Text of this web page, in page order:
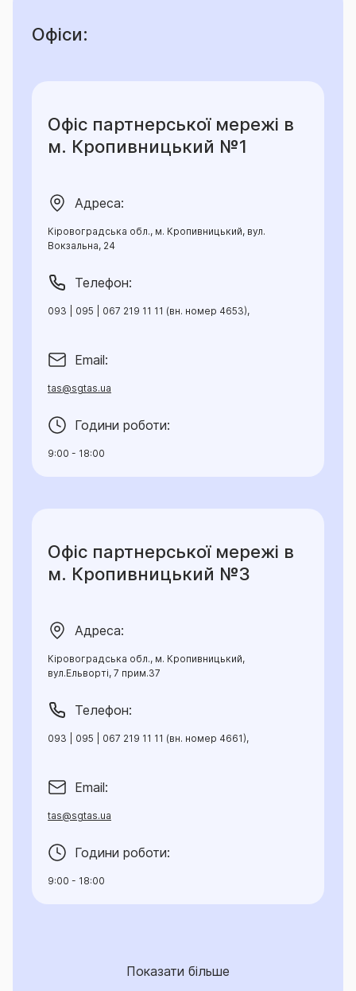
Офіси:
Офіс партнерської мережі в
м. Кропивницький №1
Адреса:
Кіровоградська обл., м. Кропивницький, вул.
Вокзальна, 24
Телефон:
093 | 095 | 067 219 11 11 (вн. номер 4653),
Email:
tas@sgtas.ua
Години роботи:
9:00 - 18:00
Офіс партнерської мережі в
м. Кропивницький №3
Адреса:
Кіровоградська обл., м. Кропивницький,
вул.Ельворті, 7 прим.37
Телефон:
093 | 095 | 067 219 11 11 (вн. номер 4661),
Email:
tas@sgtas.ua
Години роботи:
9:00 - 18:00
Показати більше